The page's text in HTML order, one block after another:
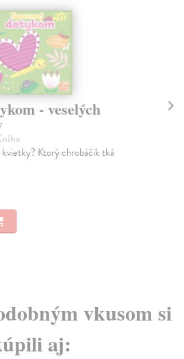
- veselých
Ktorý chrobáčik tká
vkusom si
aj: